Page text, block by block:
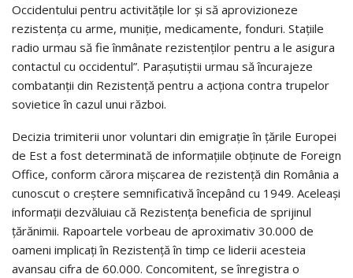
Occidentului pentru activităţile lor şi să aprovizioneze
rezistenţa cu arme, muniţie, medicamente, fonduri. Staţiile
radio urmau să fie înmânate rezistenţilor pentru a le asigura
contactul cu occidentul”. Parașutiștii urmau să încurajeze
combatanții din Rezistență pentru a acționa contra trupelor
sovietice în cazul unui război.
Decizia trimiterii unor voluntari din emigrație în țările Europei
de Est a fost determinată de informaţiile obţinute de Foreign
Office, conform cărora mişcarea de rezistenţă din România a
cunoscut o creştere semnificativă începând cu 1949. Aceleaşi
informaţii dezvăluiau că Rezistenţa beneficia de sprijinul
ţărănimii. Rapoartele vorbeau de aproximativ 30.000 de
oameni implicaţi în Rezistenţă în timp ce liderii acesteia
avansau cifra de 60.000. Concomitent, se înregistra o